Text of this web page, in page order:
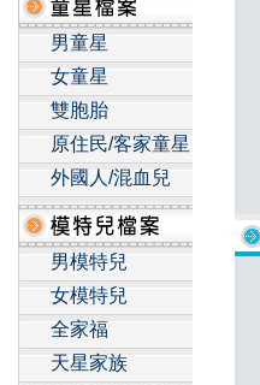
男童星
女童星
雙胞胎
原住民/客家童星
外國人/混血兒
男模特兒
女模特兒
全家福
天星家族